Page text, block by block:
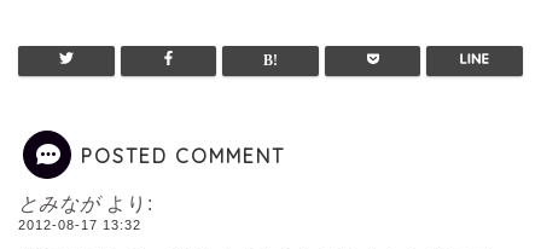
POSTED COMMENT
とみなが より:
2012-08-17 13:32